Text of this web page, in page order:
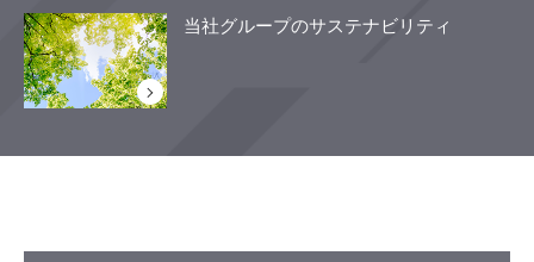
当社グループのサステナビリティ